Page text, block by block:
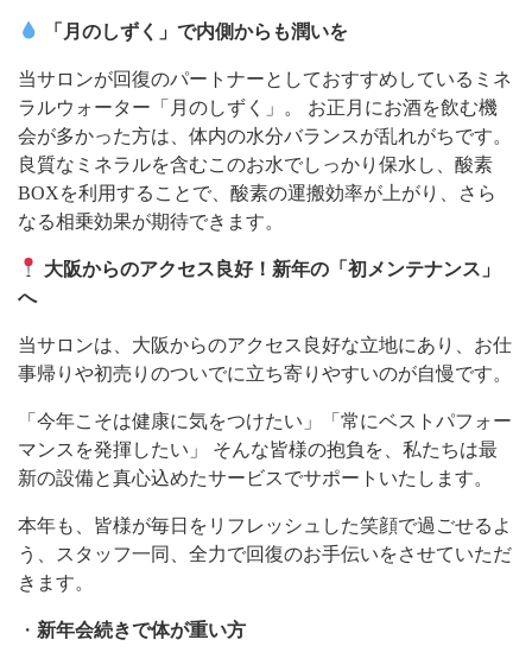
「月のしずく」で内側からも潤いを
当サロンが回復のパートナーとしておすすめしているミネ
ラルウォーター「月のしずく」。 お正月にお酒を飲む機
会が多かった方は、体内の水分バランスが乱れがちです。
良質なミネラルを含むこのお水でしっかり保水し、酸素
BOXを利用することで、酸素の運搬効率が上がり、さら
なる相乗効果が期待できます。
大阪からのアクセス良好！新年の「初メンテナンス」
へ
当サロンは、大阪からのアクセス良好な立地にあり、お仕
事帰りや初売りのついでに立ち寄りやすいのが自慢です。
「今年こそは健康に気をつけたい」「常にベストパフォー
マンスを発揮したい」 そんな皆様の抱負を、私たちは最
新の設備と真心込めたサービスでサポートいたします。
本年も、皆様が毎日をリフレッシュした笑顔で過ごせるよ
う、スタッフ一同、全力で回復のお手伝いをさせていただ
きます。
・ 新年会続きで体が重い方